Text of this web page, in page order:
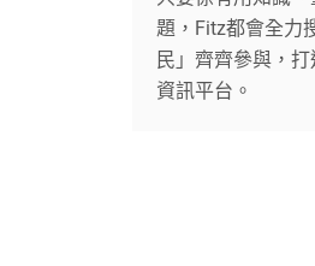
題，Fitz都會全力
民」齊齊參與，
資訊平台。